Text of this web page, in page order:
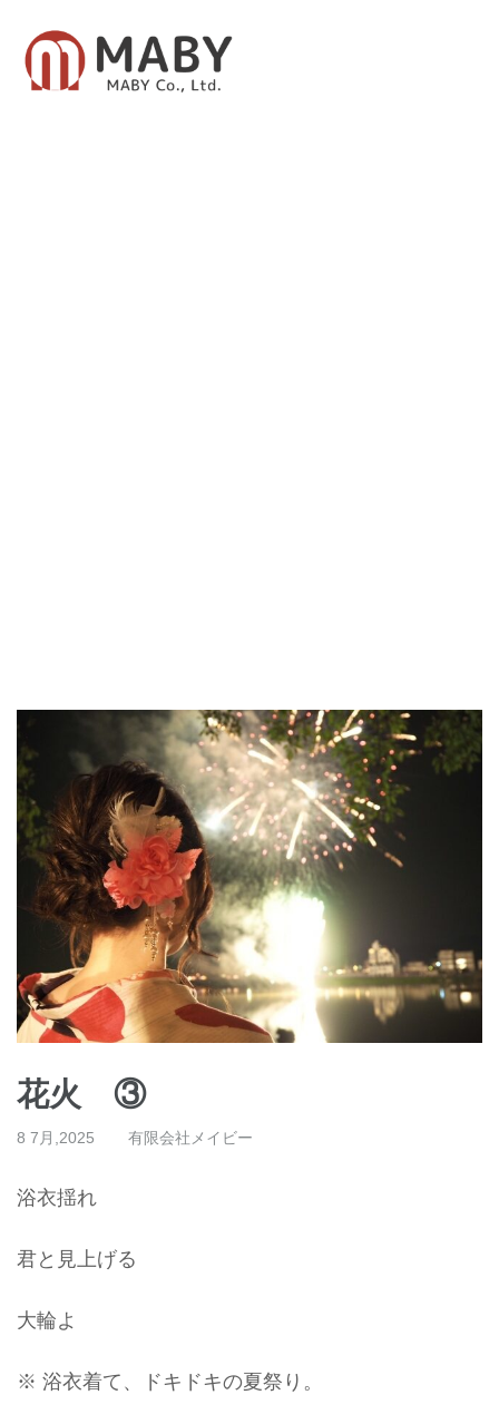
花火 ③
8 7月,2025 有限会社メイビー
浴衣揺れ
君と見上げる
大輪よ
※ 浴衣着て、ドキドキの夏祭り。